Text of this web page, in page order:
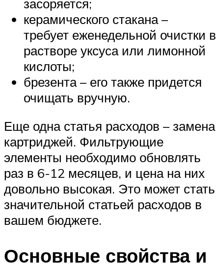
засоряется;
керамического стакана –
требует еженедельной очистки в
растворе уксуса или лимонной
кислоты;
брезента – его также придется
очищать вручную.
Еще одна статья расходов – замена
картриджей. Фильтрующие
элементы необходимо обновлять
раз в 6-12 месяцев, и цена на них
довольно высокая. Это может стать
значительной статьей расходов в
вашем бюджете.
Основные свойства и